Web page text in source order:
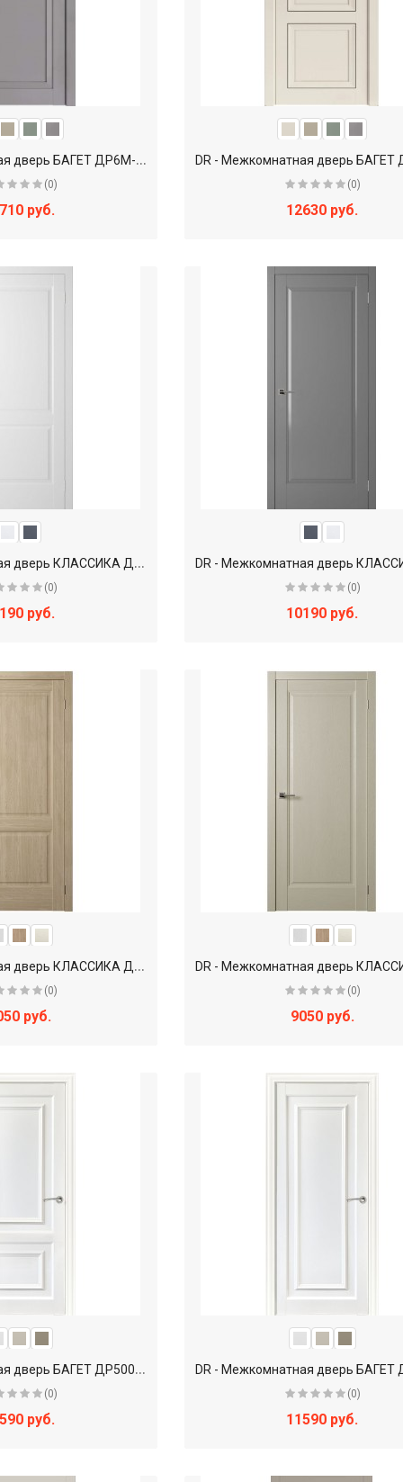
D
R - Межкомнатная дверь БАГЕТ ДР6М-41 глухое
(0)
руб.
(0)
12630 руб.
D
R - Межкомнатная дверь КЛАССИКА ДР-Н3 глухое
(0)
руб.
(0)
10190 руб.
D
R - Межкомнатная дверь КЛАССИКА ДР-Н3
(0)
руб.
(0)
9050 руб.
D
R - Межкомнатная дверь БАГЕТ ДР500Б-12 / глухое
(0)
руб.
(0)
11590 руб.